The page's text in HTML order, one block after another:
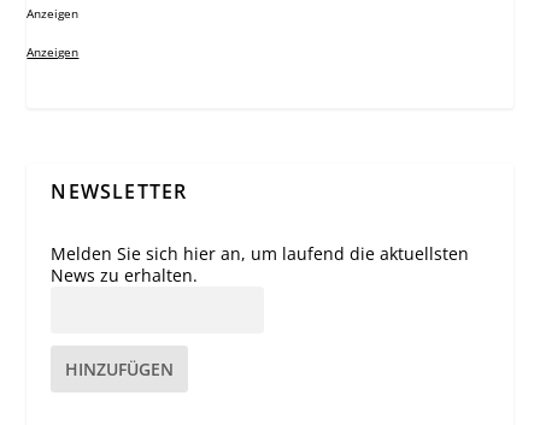
Anzeigen
Anzeigen
NEWSLETTER
Melden Sie sich hier an, um laufend die aktuellsten
News zu erhalten.
HINZUFÜGEN